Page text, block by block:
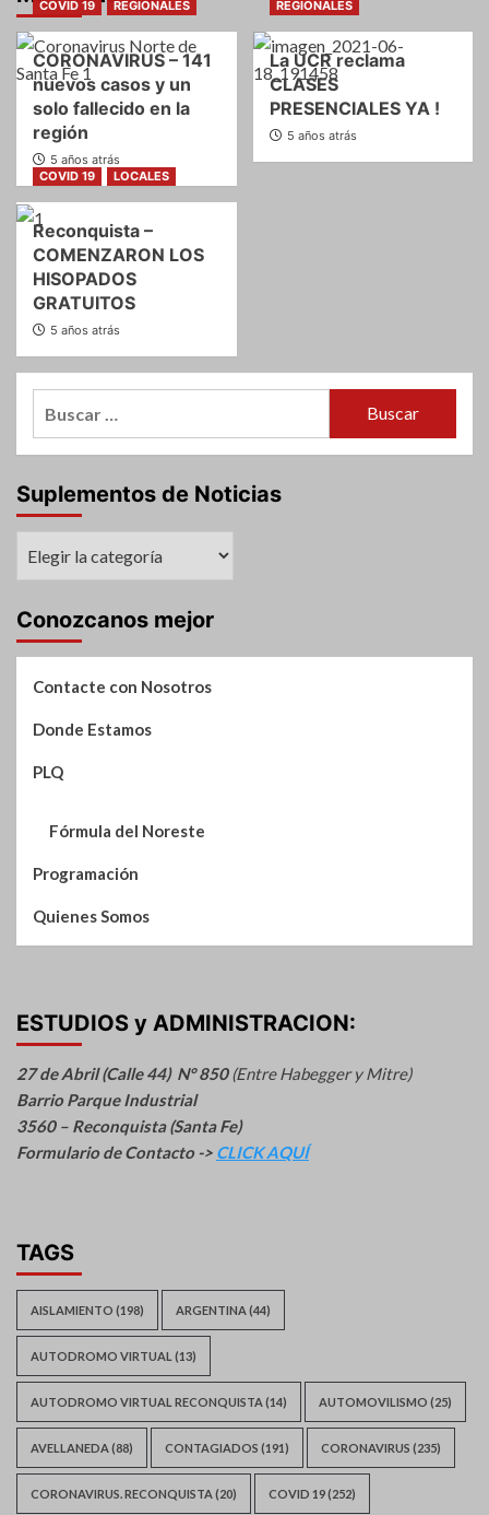
COVID 19 REGIONALES
CORONAVIRUS – 141
nuevos casos y un
solo fallecido en la
región
5 años atrás
REGIONALES
La UCR reclama
CLASES
PRESENCIALES YA !
5 años atrás
COVID 19 LOCALES
Reconquista –
COMENZARON LOS
HISOPADOS
GRATUITOS
5 años atrás
Suplementos de Noticias
Conozcanos mejor
Contacte con Nosotros
Donde Estamos
PLQ
Fórmula del Noreste
Programación
Quienes Somos
ESTUDIOS y ADMINISTRACION:
27 de Abril (Calle 44) N° 850(Entre Habegger y Mitre)
Barrio Parque Industrial
3560 – Reconquista (Santa Fe)
Formulario de Contacto -> CLICK AQUÍ
TAGS
AISLAMIENTO (198) ARGENTINA (44)
AUTODROMO VIRTUAL (13)
AUTODROMO VIRTUAL RECONQUISTA (14) AUTOMOVILISMO (25)
AVELLANEDA (88) CONTAGIADOS (191) CORONAVIRUS (235)
CORONAVIRUS. RECONQUISTA (20) COVID 19(252)